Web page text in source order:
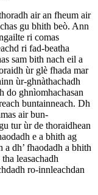
air an fheum air
gu bhith beò. Ann
ri comas
ri fad-beatha
sam bith nach eil a
ùr glè fhada mar
ùr-ghnàthachadh
do ghnìomhachasan
buntainneach. Dh
air bun-
tur ùr de thoraidhean
e a bhith ag
a dh’ fhaodadh a bhith
leasachadh
ro-innleachdan